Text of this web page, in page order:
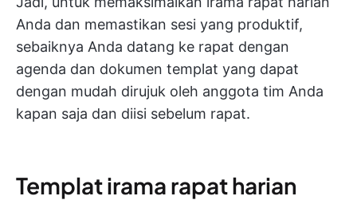
Anda dan memastikan sesi yang produktif,
sebaiknya Anda datang ke rapat dengan
agenda dan dokumen templat yang dapat
dengan mudah dirujuk oleh anggota tim Anda
kapan saja dan diisi sebelum rapat.
Templat irama rapat harian